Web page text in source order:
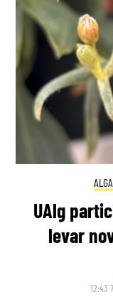
UAlg
levar
12:43